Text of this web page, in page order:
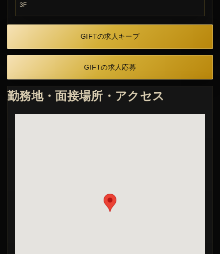
3F
GIFTの求人キープ
GIFTの求人応募
勤務地・面接場所・アクセス